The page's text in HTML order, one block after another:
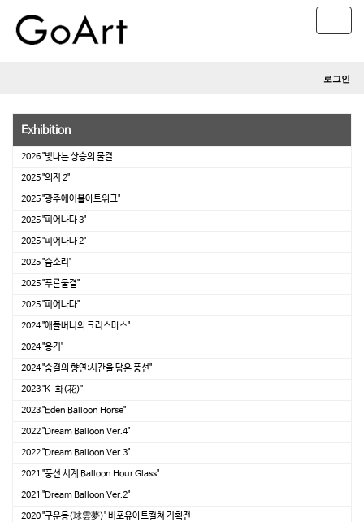
o
l
로그인
Exhibition
2026 "빛나는 상승의 물결
2025 "의지 2"
2025 "광주에이블아트위크"
2025 "피어나다 3"
2025 "피어나다 2"
2025 "숨소리"
2025 "푸른물결"
2025 "피어나다"
2024 "애플버니의 크리스마스"
2024 "용기"
2024 "숨결의 향연:시간을 담은 풍선"
2023 "K-화(花)"
2023 "Eden Balloon Horse"
2022 "Dream Balloon Ver.4"
2022 "Dream Balloon Ver.3"
2021 "풍선 시계 Balloon Hour Glass"
2021 "Dream Balloon Ver.2"
2020 "구운몽(球雲夢)" 비포유아트컬쳐 기획전